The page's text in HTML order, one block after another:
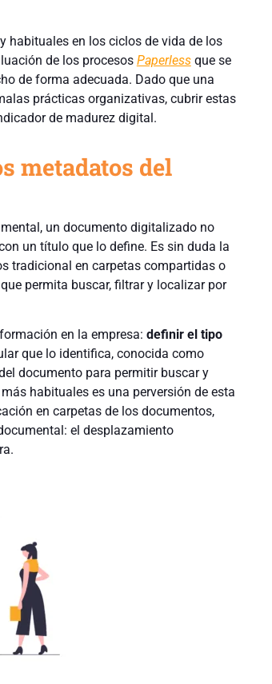
habituales en los ciclos de vida de los
de los procesos Paperless que se
de forma adecuada. Dado que una
prácticas organizativas, cubrir estas
de madurez digital.
metadatos del
un documento digitalizado no
un título que lo define. Es sin duda la
tradicional en carpetas compartidas o
permita buscar, filtrar y localizar por
en la empresa: definir el tipo
que lo identifica, conocida como
documento para permitir buscar y
habituales es una perversión de esta
en carpetas de los documentos,
el desplazamiento